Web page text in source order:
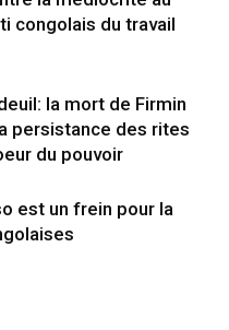
congolais du travail
la mort de Firmin
persistance des rites
du pouvoir
est un frein pour la